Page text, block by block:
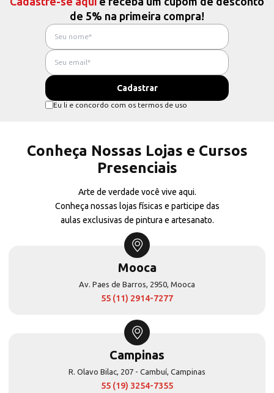
de 5% na primeira compra!
Eu li e concordo com os termos de uso
Conheça Nossas Lojas e Cursos
Presenciais
Arte de verdade você vive aqui.
Conheça nossas lojas físicas e participe das
aulas exclusivas de pintura e artesanato.
Mooca
Av. Paes de Barros, 2950, Mooca
55 (11) 2914-7277
Campinas
R. Olavo Bilac, 207 - Cambuí, Campinas
55 (19) 3254-7355